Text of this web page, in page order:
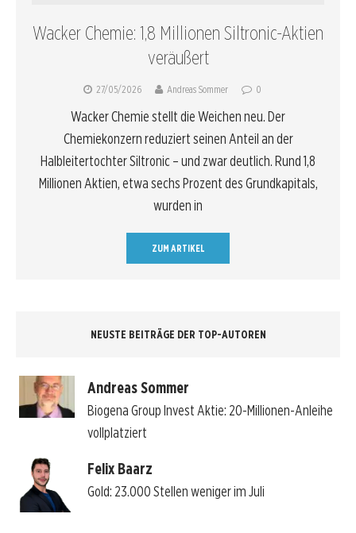
Wacker Chemie: 1,8 Millionen Siltronic-Aktien
veräußert
27/05/2026 Andreas Sommer 0
Wacker Chemie stellt die Weichen neu. Der
Chemiekonzern reduziert seinen Anteil an der
Halbleitertochter Siltronic – und zwar deutlich. Rund 1,8
Millionen Aktien, etwa sechs Prozent des Grundkapitals,
wurden in
ZUM ARTIKEL
NEUSTE BEITRÄGE DER TOP-AUTOREN
Andreas Sommer
Biogena Group Invest Aktie: 20-Millionen-Anleihe
vollplatziert
Felix Baarz
Gold: 23.000 Stellen weniger im Juli